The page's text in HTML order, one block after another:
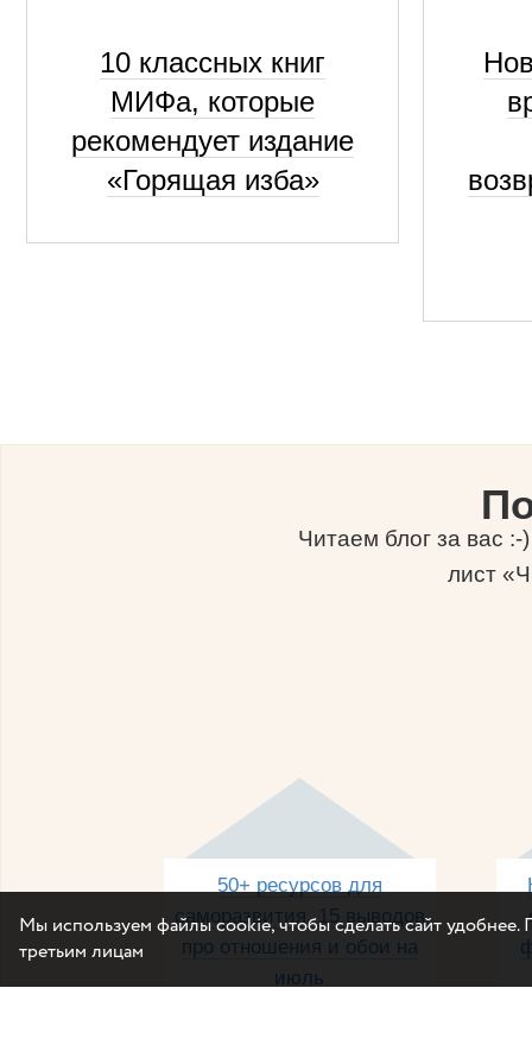
10 классных книг
МИФа, которые
рекомендует издание
«Горящая изба»
Читаем блог за вас
лист
50+ ресурсов для
саморазвития, 15 выводов
про отношения и обои на
июль
Мы используем файлы cookie, чтобы сделать сайт удобнее.
третьим лицам